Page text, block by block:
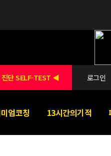
단 SELF-TEST ◀ 로그인
엄코칭 13시간의기적